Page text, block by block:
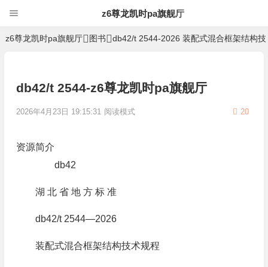
z6尊龙凯时pa旗舰厅
z6尊龙凯时pa旗舰厅 图书 db42/t 2544-2026 装配式混合框架结构
db42/t 2544-z6尊龙凯时pa旗舰厅
2026年4月23日 19:15:31 20
阅读模式
资源简介
db42
湖 北 省 地 方 标 准
db42/t 2544—2026
装配式混合框架结构技术规程